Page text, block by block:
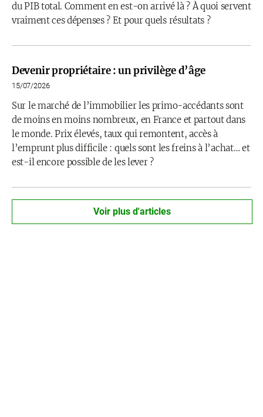
du PIB total. Comment en est-on arrivé là ? À quoi servent
vraiment ces dépenses ? Et pour quels résultats ?
Devenir propriétaire : un privilège d’âge
15/07/2026
Sur le marché de l’immobilier les primo-accédants sont
de moins en moins nombreux, en France et partout dans
le monde. Prix élevés, taux qui remontent, accès à
l’emprunt plus difficile : quels sont les freins à l’achat… et
est-il encore possible de les lever ?
Voir plus d'articles